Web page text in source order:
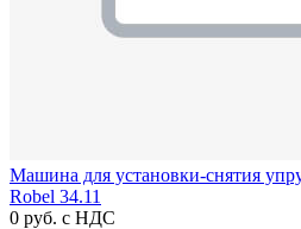
Машина для установки-снятия
Robel 34.11
0 руб. с НДС